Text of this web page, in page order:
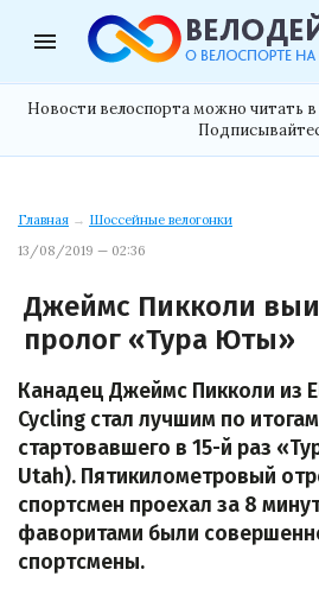
menu
Новости велоспорта можно читать в
Главная → Шоссейные велогонки
13/08/2019 — 02:36
Джеймс Пикколи
пролог «Тура Юты»
Канадец Джеймс Пикколи из
Cycling стал лучшим по
стартовавшего в 15-й раз
Utah). Пятикилометровый
спортсмен проехал за 8
фаворитами были
спортсмены.